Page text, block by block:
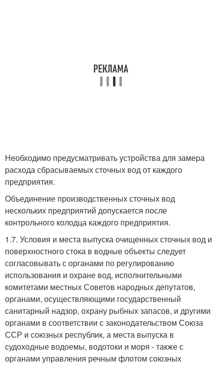
Необходимо предусматривать устройства для замера
расхода сбрасываемых сточных вод от каждого
предприятия.
Объединение производственных сточных вод
нескольких предприятий допускается после
контрольного колодца каждого предприятия.
1.7. Условия и места выпуска очищенных сточных вод и
поверхностного стока в водные объекты следует
согласовывать с органами по регулированию
использования и охране вод, исполнительными
комитетами местных Советов народных депутатов,
органами, осуществляющими государственный
санитарный надзор, охрану рыбных запасов, и другими
органами в соответствии с законодательством Союза
ССР и союзных республик, а места выпуска в
судоходные водоемы, водотоки и моря - также с
органами управления речным флотом союзных